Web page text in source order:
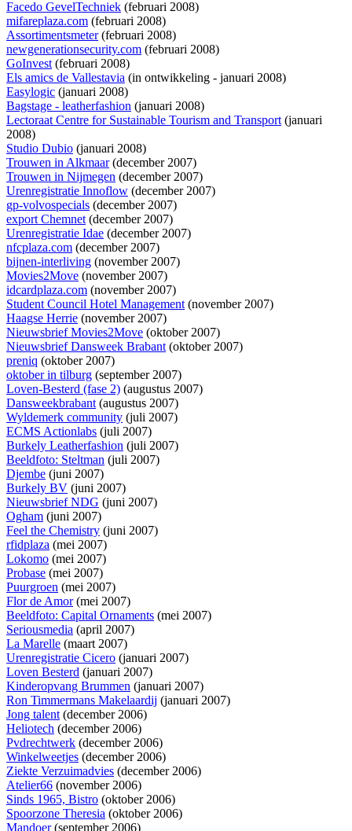
Facedo GevelTechniek (februari 2008)
mifareplaza.com (februari 2008)
Assortimentsmeter(februari 2008)
newgenerationsecurity.com (februari 2008)
GoInvest(februari 2008)
Els amics de Vallestavia (in ontwikkeling - januari 2008)
Easylogic (januari 2008)
Bagstage - leatherfashion (januari 2008)
Lectoraat Centre for Sustainable Tourism and Transport(januari
2008)
Studio Dubio (januari 2008)
Trouwen in Alkmaar(december 2007)
Trouwen in Nijmegen (december 2007)
Urenregistratie Innoflow (december 2007)
gp-volvospecials (december 2007)
export Chemnet(december 2007)
Urenregistratie Idae (december 2007)
nfcplaza.com (december 2007)
bijnen-interliving (november 2007)
Movies2Move (november 2007)
idcardplaza.com (november 2007)
Student Council Hotel Management(november 2007)
Haagse Herrie (november 2007)
Nieuwsbrief Movies2Move (oktober 2007)
Nieuwsbrief Dansweek Brabant(oktober 2007)
preniq (oktober 2007)
oktober in tilburg (september 2007)
Loven-Besterd (fase 2) (augustus 2007)
Dansweekbrabant(augustus 2007)
Wyldemerk community (juli 2007)
ECMS Actionlabs (juli 2007)
Burkely Leatherfashion (juli 2007)
Beeldfoto: Steltman (juli 2007)
Djembe (juni 2007)
Burkely BV (juni 2007)
Nieuwsbrief NDG (juni 2007)
Ogham (juni 2007)
Feel the Chemistry (juni 2007)
rfidplaza (mei 2007)
Lokomo (mei 2007)
Probase (mei 2007)
Puurgroen (mei 2007)
Flor de Amor(mei 2007)
Beeldfoto: Capital Ornaments (mei 2007)
Seriousmedia (april 2007)
La Marelle (maart 2007)
Urenregistratie Cicero (januari 2007)
Loven Besterd (januari 2007)
Kinderopvang Brummen (januari 2007)
Ron Timmermans Makelaardij (januari 2007)
Jong talent(december 2006)
Heliotech (december 2006)
Pvdrechtwerk (december 2006)
Winkelweetjes (december 2006)
Ziekte Verzuimadvies (december 2006)
Atelier66 (november 2006)
Sinds 1965, Bistro (oktober 2006)
Spoorzone Theresia (oktober 2006)
Mandoer(september 2006)